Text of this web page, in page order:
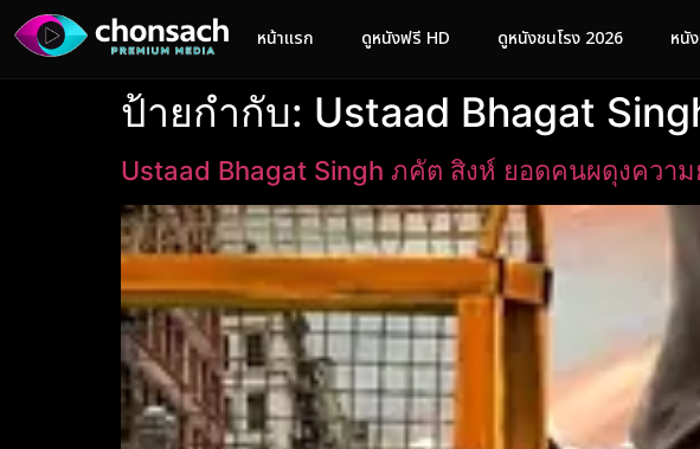
หน้าแรก ดูหนังฟรี HD ดูหนังชนโรง 2026 หนั
ป้ายกำกับ: Ustaad Bhagat
Ustaad Bhagat Singh ภคัต สิงห์ ยอดคนผดุงควา